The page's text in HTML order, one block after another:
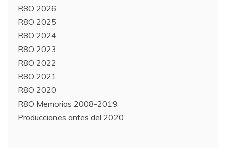
R8O 2026
R8O 2025
R8O 2024
R8O 2023
R8O 2022
R8O 2021
R8O 2020
R8O Memorias 2008-2019
Producciones antes del 2020